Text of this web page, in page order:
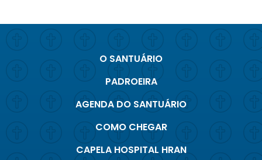
O SANTUÁRIO
PADROEIRA
AGENDA DO SANTUÁRIO
COMO CHEGAR
CAPELA HOSPITAL HRAN